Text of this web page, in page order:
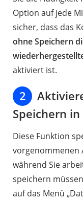
Option auf jede
sicher, dass das
ohne Speichern
aktiviert ist.
2
Speichern
Diese Funktion
vorgenommenen
während Sie
speichern
auf das Menü